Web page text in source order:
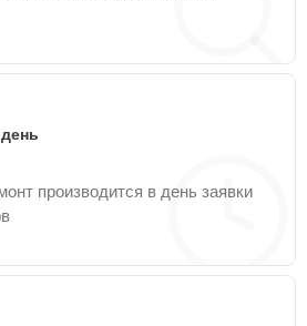
производится в день заявки